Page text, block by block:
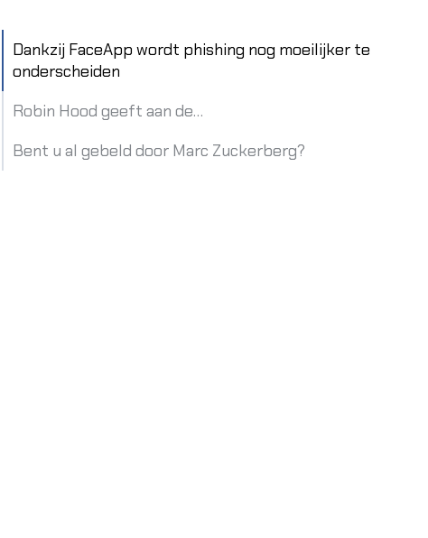
Dankzij FaceApp wordt phishing nog moeilijker te
onderscheiden
Robin Hood geeft aan de…
Bent u al gebeld door Marc Zuckerberg?